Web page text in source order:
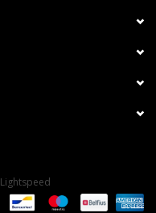
Lightspeed